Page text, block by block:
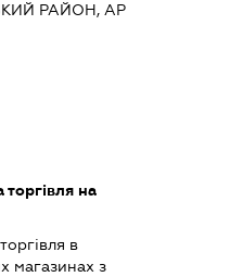
РАЙОН, АР
на
в
магазинах з